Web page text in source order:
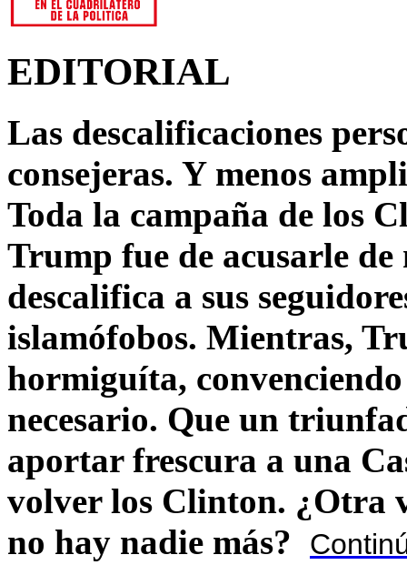
EDITORIAL
Las descalificaciones
consejeras. Y menos
Toda la campaña de los
Trump fue de acusarle
descalifica a sus
islamófobos. Mientras,
hormiguíta,
necesario. Que un
aportar frescura a una
volver los Clinton. ¿Otra
no hay nadie más?